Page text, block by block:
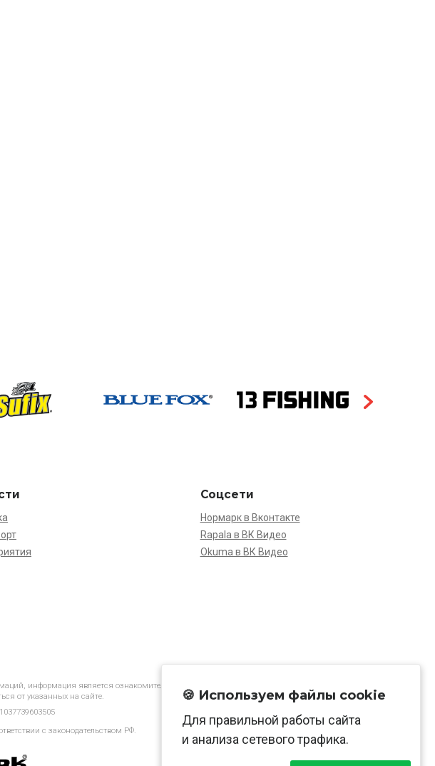
Соцсети
Нормарк в Вконтакте
Rapala в ВК Видео
Okuma в ВК Видео
информация является ознакомительной.
от указанных на сайте.
с законодательством РФ.
🍪 Используем файлы cookie
Для правильной работы сайта
и анализа сетевого трафика.